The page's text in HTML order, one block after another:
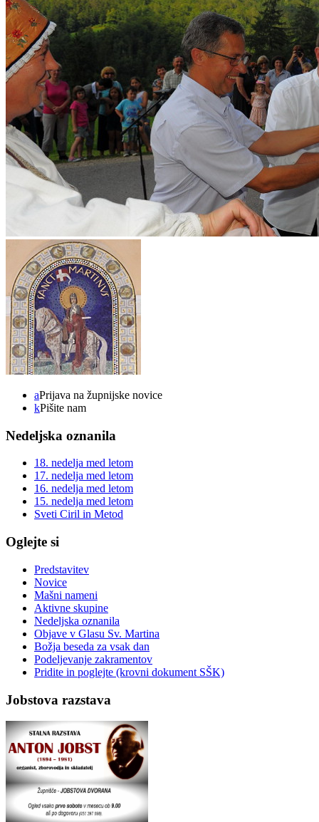
aPrijava na župnijske novice
kPišite nam
Nedeljska oznanila
18. nedelja med letom
17. nedelja med letom
16. nedelja med letom
15. nedelja med letom
Sveti Ciril in Metod
Oglejte si
Predstavitev
Novice
Mašni nameni
Aktivne skupine
Nedeljska oznanila
Objave v Glasu Sv. Martina
Božja beseda za vsak dan
Podeljevanje zakramentov
Pridite in poglejte (krovni dokument SŠK)
Jobstova razstava